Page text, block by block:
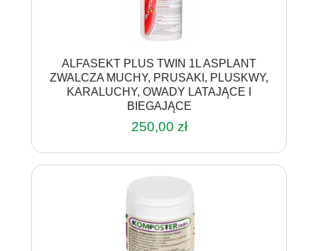
ALFASEKT PLUS TWIN 1L ASPLANT
ZWALCZA MUCHY, PRUSAKI, PLUSKWY,
KARALUCHY, OWADY LATAJĄCE I
BIEGAJĄCE
250,00 zł